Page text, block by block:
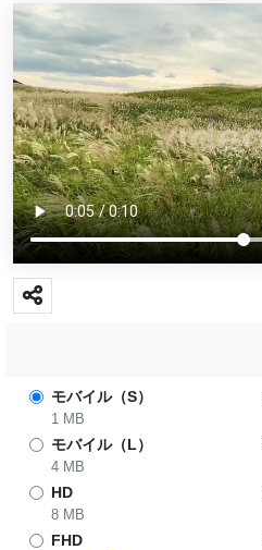
モバイル（S）
1 MB
モバイル（L）
4 MB
HD
8 MB
FHD